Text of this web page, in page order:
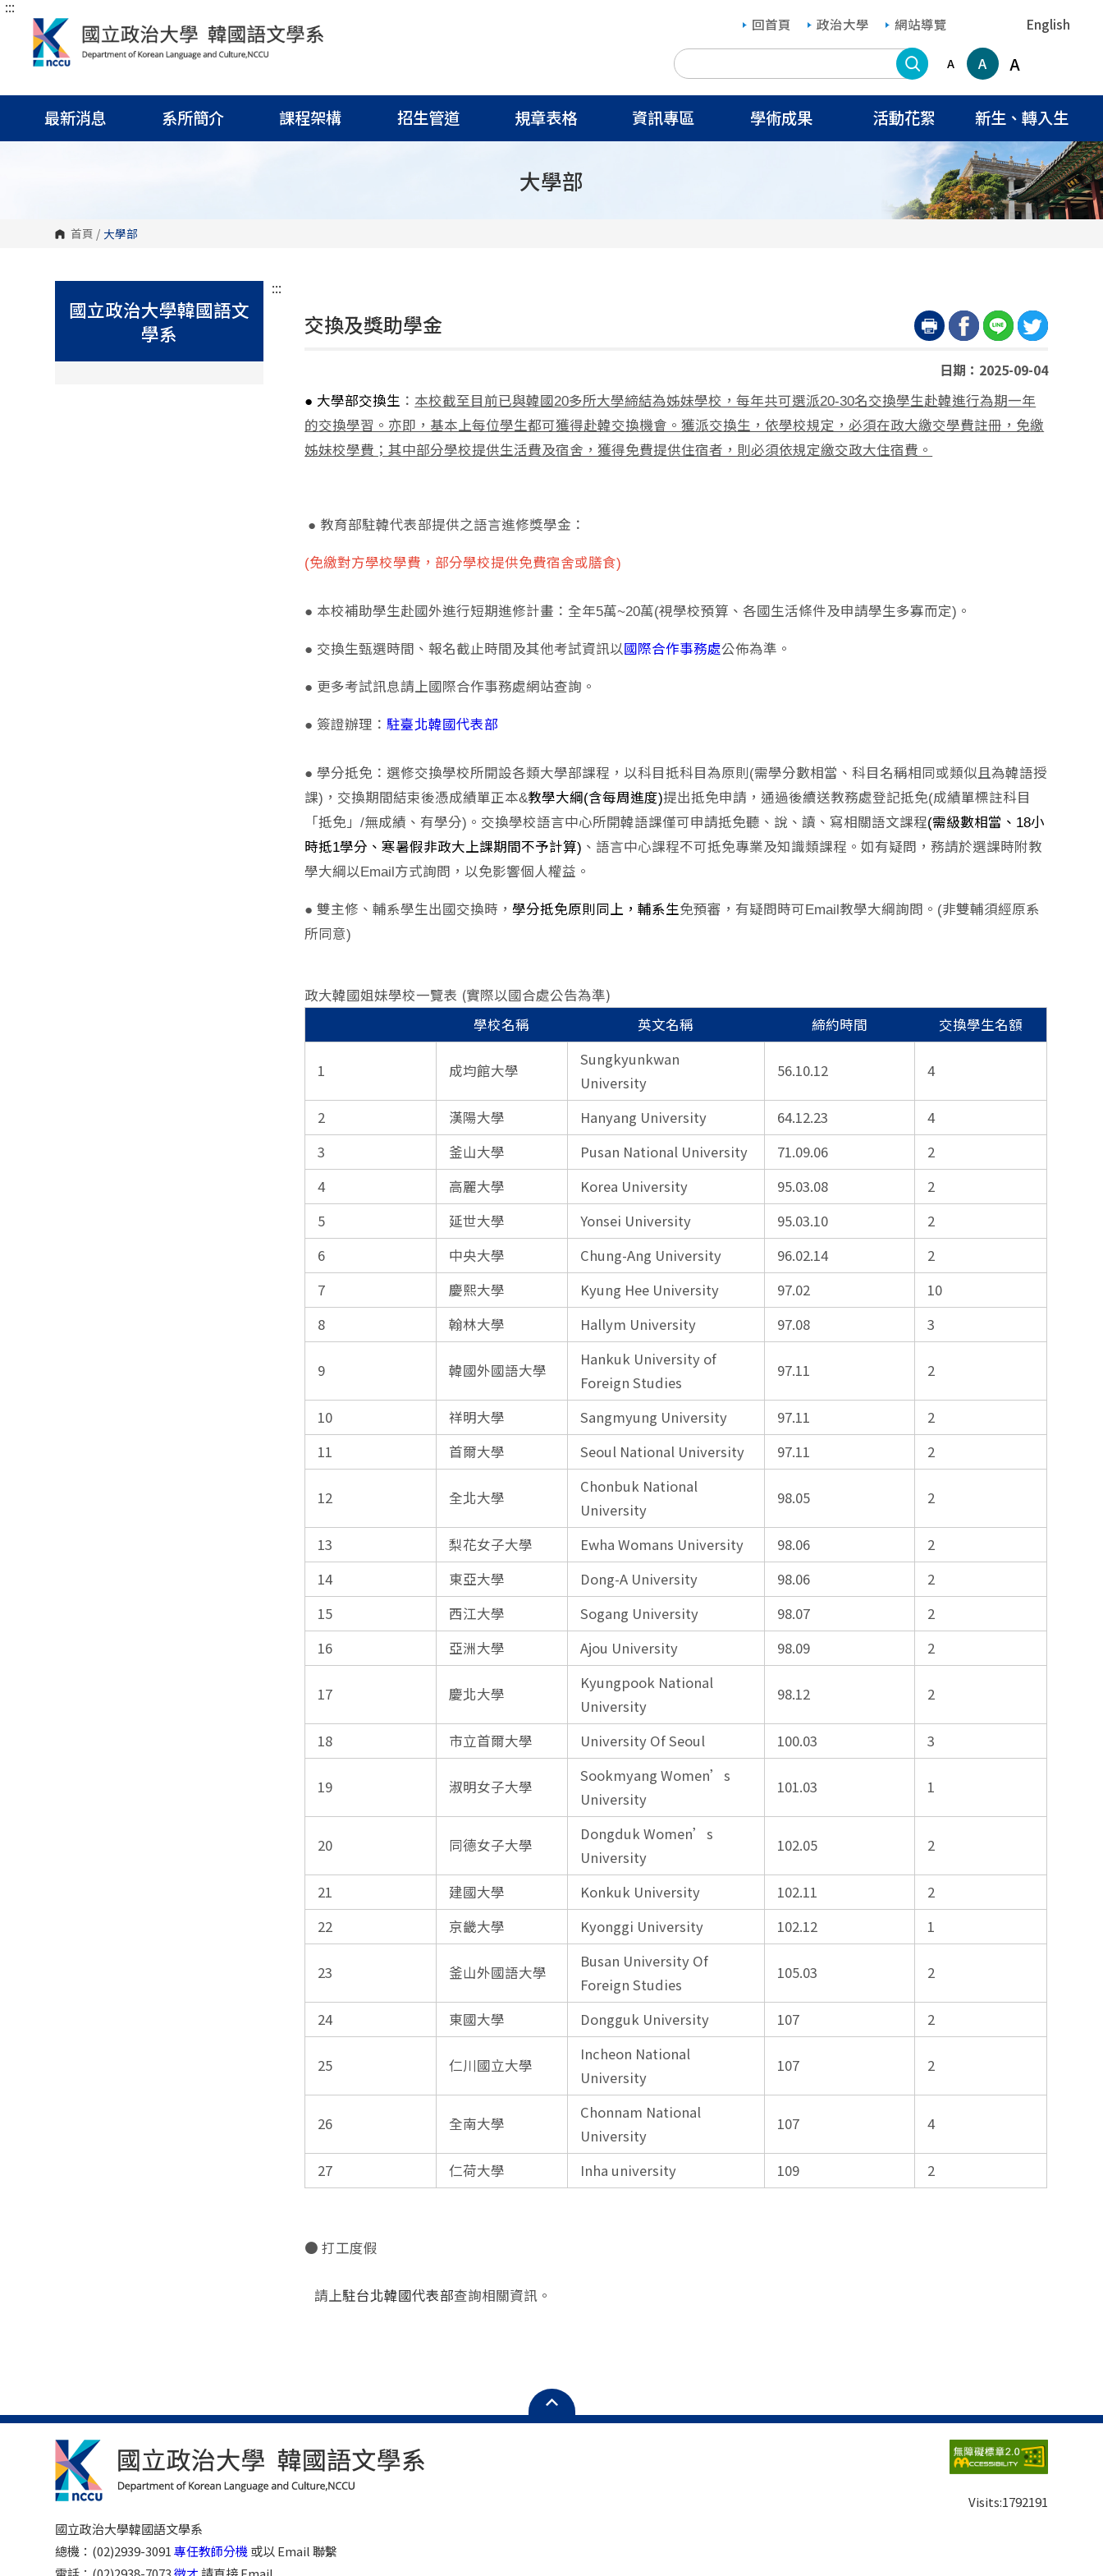
跳
塊
:::
回首頁 政治大學 網站導覽 English
搜尋A A A
最新消息 系所簡介 課程架構 招生管道 規章表格 資訊專區 學術成果 活動花絮 新生、轉入生
大學部
首頁 / 大學部
國立政治大學韓國語文
學系
:::
交換及獎助學金
日期：2025-09-04
● 大學部交換生 ： 本校截至目前已與韓國20多所大學締結為姊妹學校，每年共可選派20-30名交換學生赴韓進行為期一年
的交換學習。亦即，基本上每位學生都可獲得赴韓交換機會。獲派交換生，依學校規定，必須在政大繳交學費註冊，免繳
姊妹校學費；其中部分學校提供生活費及宿舍，獲得免費提供住宿者，則必須依規定繳交政大住宿費。
● 教育部駐韓代表部提供之語言進修獎學金：
(免繳對方學校學費，部分學校提供免費宿舍或膳食)
● 本校補助學生赴國外進行短期進修計畫：全年5萬~20萬(視學校預算、各國生活條件及申請學生多寡而定)。
● 交換生甄選時間、報名截止時間及其他考試資訊以國際合作事務處公佈為準。
● 更多考試訊息請上國際合作事務處網站查詢。
● 簽證辦理：駐臺北韓國代表部
● 學分抵免：選修交換學校所開設各類大學部課程，以科目抵科目為原則(需學分數相當、科目名稱相同或類似且為韓語授
課)，交換期間結束後憑成績單正本&教學大綱(含每周進度)提出抵免申請，通過後續送教務處登記抵免(成績單標註科目
「抵免」/無成績、有學分)。交換學校語言中心所開韓語課僅可申請抵免聽、說、讀、寫相關語文課程(需級數相當、18小
時抵1學分、寒暑假非政大上課期間不予計算) 、語言中心課程不可抵免專業及知識類課程。如有疑問，務請於選課時附教
學大綱以Email方式詢問，以免影響個人權益。
● 雙主修、輔系學生出國交換時，學分抵免原則同上，輔系生免預審，有疑問時可Email教學大綱詢問。(非雙輔須經原系
所同意)
政大韓國姐妹學校一覽表 (實際以國合處公告為準)
學校名稱
英文名稱 締約時間 交換學生名額
1 成均館大學
Sungkyunkwan
University
56.10.12 4
2 漢陽大學 Hanyang University 64.12.23
4
3
釜山大學 Pusan National University 71.09.06
2
4
高麗大學 Korea University 95.03.08
2
5
延世大學 Yonsei University 95.03.10
2
6
中央大學 Chung-Ang University 96.02.14
2
7
慶熙大學 Kyung Hee University 97.02
10
8
翰林大學 Hallym University 97.08 3
9 韓國外國語大學
Hankuk University of
Foreign Studies
97.11 2
10 祥明大學 Sangmyung University 97.11
2
11
首爾大學 Seoul National University 97.11 2
12 全北大學
Chonbuk National
University
98.05 2
13 梨花女子大學 Ewha Womans University 98.06
2
14
東亞大學 Dong-A University 98.06
2
15
西江大學 Sogang University 98.07
2
16
亞洲大學 Ajou University 98.09 2
17 慶北大學
Kyungpook National
University
98.12 2
18 市立首爾大學 University Of Seoul 100.03 3
19 淑明女子大學
Sookmyang Women’s
University
101.03 1
20 同德女子大學
Dongduk Women’s
University
102.05 2
21 建國大學 Konkuk University 102.11
2
22
京畿大學 Kyonggi University 102.12 1
23 釜山外國語大學
Busan University Of
Foreign Studies
105.03 2
24 東國大學 Dongguk University 107 2
25 仁川國立大學
Incheon National
University
107 2
26 全南大學
Chonnam National
University
107 4
27 仁荷大學 Inha university 109 2
● 打工度假
請上駐台北韓國代表部查詢相關資訊。
國立政治大學韓國語文學系
總機：(02)2939-3091專任教師分機或以 Email 聯繫
Visits:1792191